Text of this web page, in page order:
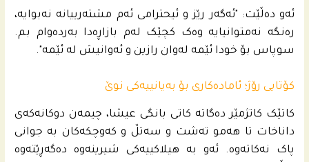
ئەو دەڵێت: "ئەگەر رێز و ئیحترامی ئەم مشتەرییانە نەبوایە،
رەنگە نەمتوانیایە وەک کچێک لەم بازاڕەدا بەردەوام بم.
سوپاس بۆ خودا ئێمە لەوان رازین و ئەوانیش لە ئێمە".
کۆتایی رۆژ؛ ئامادەکاری بۆ بەیانییەکی نوێ
کاتێک کاتژمێر دەگاتە کاتی بانگی عیشا، چیمەن دوکانەکەی
داناخات تا هەمو تەشت و سەتڵ و کەوچکەکان بە جوانی
پاک نەکاتەوە. ئەو بە هیلاکییەکی شیرینەوە دەگەڕێتەوە